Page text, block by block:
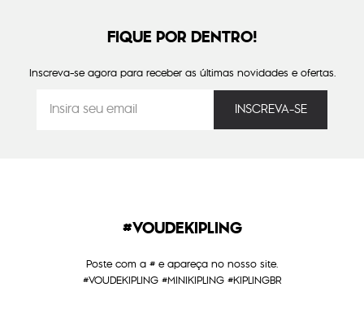
FIQUE POR DENTRO!
Inscreva-se agora para receber as últimas novidades e ofertas.
#VOUDEKIPLING
Poste com a # e apareça no nosso site.
#VOUDEKIPLING #MINIKIPLING #KIPLINGBR